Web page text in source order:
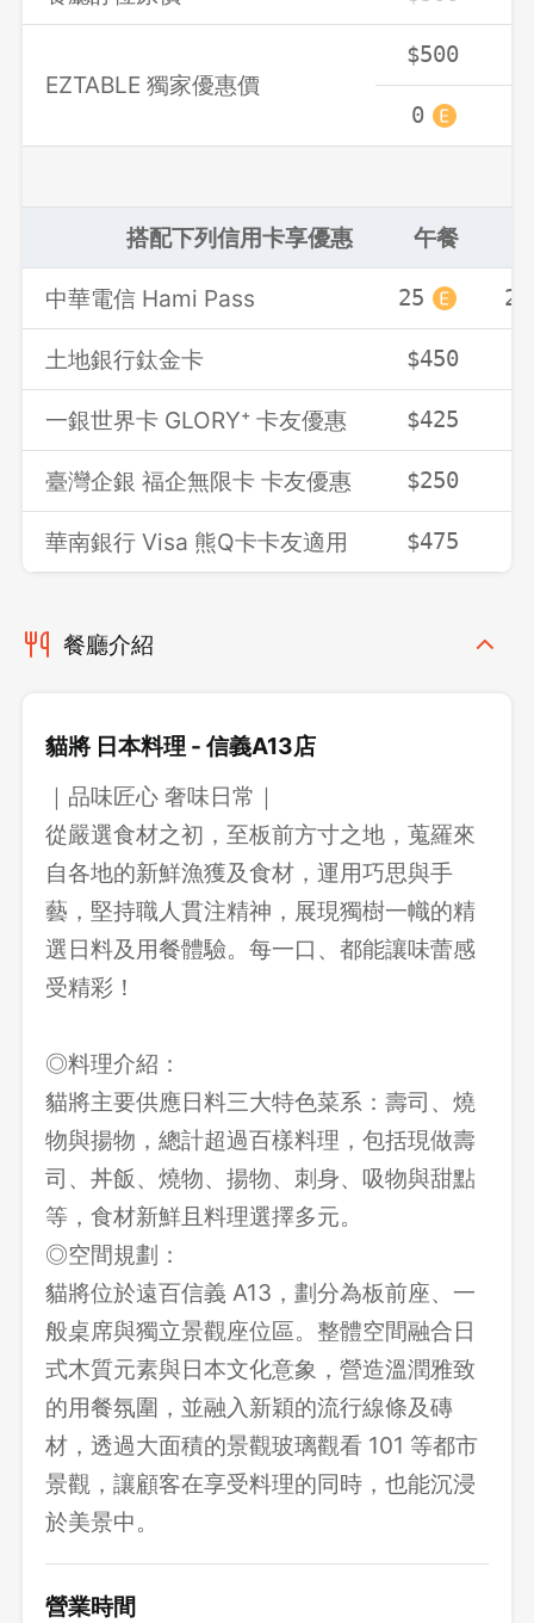
EZTABLE 獨家優惠價
$500
0
搭配下列信用卡享優惠 午餐
中華電信 Hami Pass 25 25
土地銀行鈦金卡 $450
一銀世界卡 GLORY⁺ 卡友優惠 $425
臺灣企銀 福企無限卡 卡友優惠 $250
華南銀行 Visa 熊Q卡卡友適用 $475
餐廳介紹
貓將 日本料理 - 信義A13店
｜品味匠心 奢味日常｜
從嚴選食材之初，至板前方寸之地，蒐羅來
自各地的新鮮漁獲及食材，運用巧思與手
藝，堅持職人貫注精神，展現獨樹一幟的精
選日料及用餐體驗。每一口、都能讓味蕾感
受精彩！
◎料理介紹：
貓將主要供應日料三大特色菜系：壽司、燒
物與揚物，總計超過百樣料理，包括現做壽
司、丼飯、燒物、揚物、刺身、吸物與甜點
等，食材新鮮且料理選擇多元。
◎空間規劃：
貓將位於遠百信義 A13，劃分為板前座、一
般桌席與獨立景觀座位區。整體空間融合日
式木質元素與日本文化意象，營造溫潤雅致
的用餐氛圍，並融入新穎的流行線條及磚
材，透過大面積的景觀玻璃觀看 101 等都市
景觀，讓顧客在享受料理的同時，也能沉浸
於美景中。
營業時間